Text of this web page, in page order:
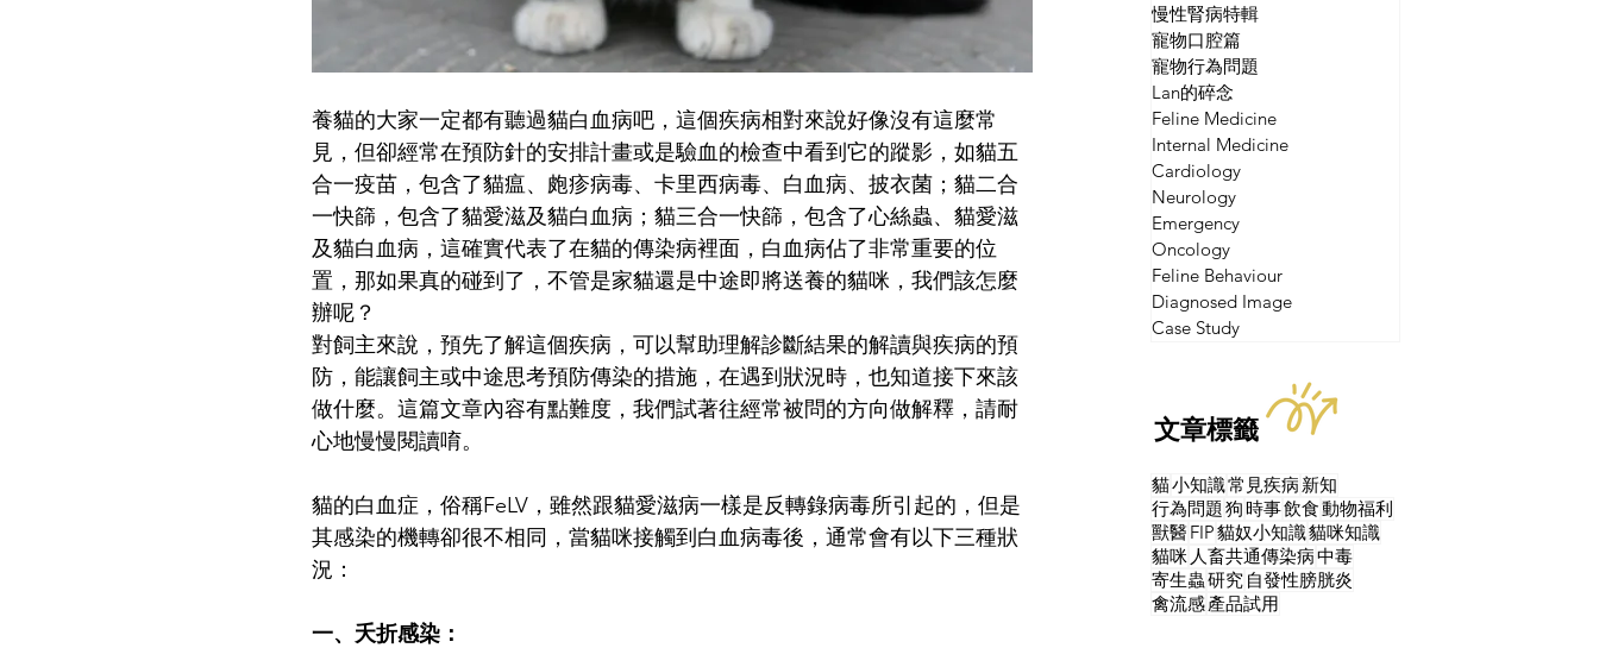
養貓的大家一定都有聽過貓白血病吧，這個疾病相對來說好像沒有這麼常
見，但卻經常在預防針的安排計畫或是驗血的檢查中看到它的蹤影，如貓五
合一疫苗，包含了貓瘟、皰疹病毒、卡里西病毒、白血病、披衣菌；貓二合
一快篩，包含了貓愛滋及貓白血病；貓三合一快篩，包含了心絲蟲、貓愛滋
及貓白血病，這確實代表了在貓的傳染病裡面，白血病佔了非常重要的位
置，那如果真的碰到了，不管是家貓還是中途即將送養的貓咪，我們該怎麼
辦呢？
對飼主來說，預先了解這個疾病，可以幫助理解診斷結果的解讀與疾病的預
防，能讓飼主或中途思考預防傳染的措施，在遇到狀況時，也知道接下來該
做什麼。這篇文章內容有點難度，我們試著往經常被問的方向做解釋，請耐
心地慢慢閱讀唷。
貓的白血症，俗稱FeLV，雖然跟貓愛滋病一樣是反轉錄病毒所引起的，但是
其感染的機轉卻很不相同，當貓咪接觸到白血病毒後，通常會有以下三種狀
況：
一、夭折感染：
慢性腎病特輯
寵物口腔篇
寵物行為問題
Lan的碎念
Feline Medicine
Internal Medicine
Cardiology
Neurology
Emergency
Oncology
Feline Behaviour
Diagnosed Image
Case Study
文章標籤
貓小知識常見疾病 新知
行為問題狗時事飲食動物福利
獸醫FIP貓奴小知識貓咪知識
貓咪 人畜共通傳染病中毒
寄生蟲研究 自發性膀胱炎
禽流感產品試用